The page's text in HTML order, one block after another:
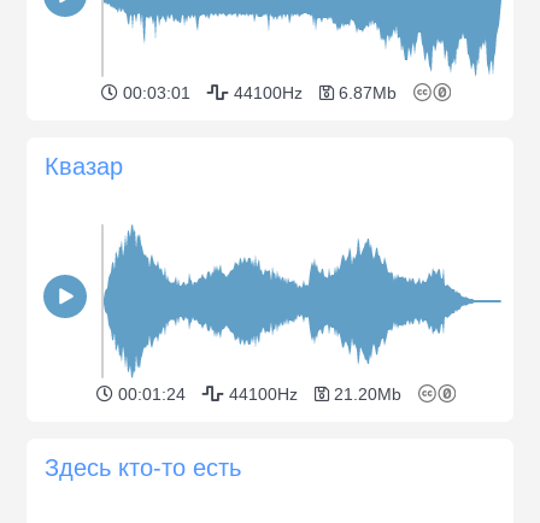
00:03:01 44100Hz 6.87Mb
Квазар
00:01:24 44100Hz 21.20Mb
Здесь кто-то есть